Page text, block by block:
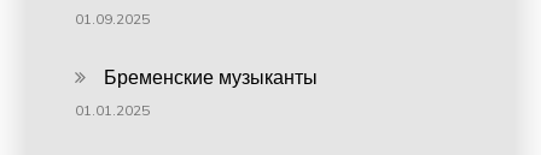
01.09.2025
Бременские музыканты
01.01.2025